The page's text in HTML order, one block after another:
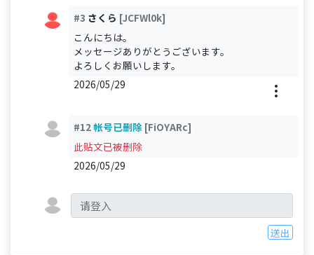
#3 さくら [JCFWl0k]
こんにちは。
メッセージありがとうございます。
よろしくお願いします。
2026/05/29
#12帐号已删除 [FiOYARc]
此贴文已被删除
2026/05/29
送出